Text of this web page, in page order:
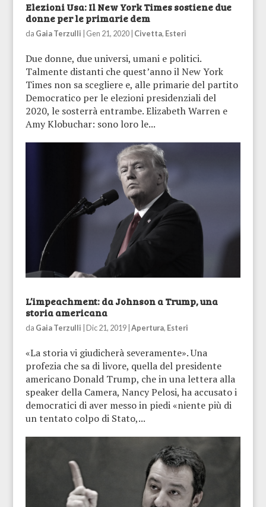
Elezioni Usa: Il New York Times sostiene due
donne per le primarie dem
da Gaia Terzulli Gen 21, 2020| Civetta, Esteri
Due donne, due universi, umani e politici.
Talmente distanti che quest’anno il New York
Times non sa scegliere e, alle primarie del partito
Democratico per le elezioni presidenziali del
2020, le sosterrà entrambe. Elizabeth Warren e
Amy Klobuchar: sono loro le...
L’impeachment: da Johnson a Trump, una
storia americana
da Gaia Terzulli Dic 21, 2019| Apertura, Esteri
«La storia vi giudicherà severamente». Una
profezia che sa di livore, quella del presidente
americano Donald Trump, che in una lettera alla
speaker della Camera, Nancy Pelosi, ha accusato i
democratici di aver messo in piedi «niente più di
un tentato colpo di Stato,...